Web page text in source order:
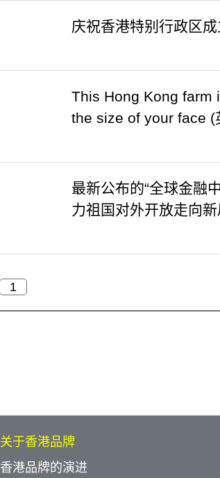
庆祝香港特别行政区
This Hong Kong farm
the size of your face (
最新公布的“全球金融
力祖国对外开放走向新
关于香港品牌
香港品牌的演进